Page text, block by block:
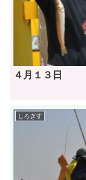
４月１３日
しろぎす